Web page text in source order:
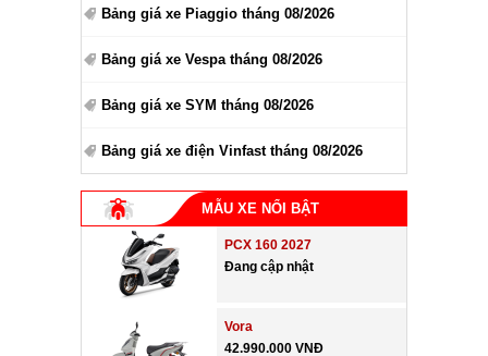
Bảng giá xe Piaggio tháng 08/2026
Bảng giá xe Vespa tháng 08/2026
Bảng giá xe SYM tháng 08/2026
Bảng giá xe điện Vinfast tháng 08/2026
MẪU XE NỔI BẬT
PCX 160 2027
Đang cập nhật
Vora
42.990.000 VNĐ